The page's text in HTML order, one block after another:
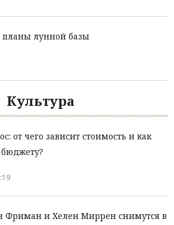
планы лунной базы
Культура
от чего зависит стоимость и как
Фриман и Хелен Миррен снимутся в